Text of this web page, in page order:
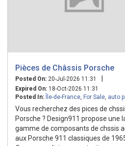
Pièces de Châssis Porsche
Posted On: 20-Jul-2026 11:31 |
Expired On: 18-Oct-2026 11:31
Posted In: Île-de-France For Sale auto
Vous recherchez des pices de
Porsche ? Design911 propose une
gamme de composants de chssis
aux Porsche 911 classiques de